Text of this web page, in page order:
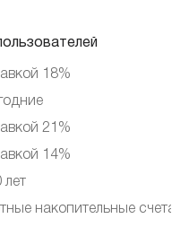
18%
21%
14%
лет
накопительные счета